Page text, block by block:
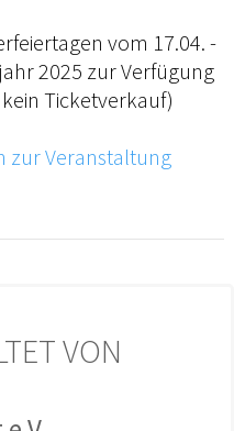
vom 17.04. -
2025 zur Verfügung
Ticketverkauf)
zur Veranstaltung
VON